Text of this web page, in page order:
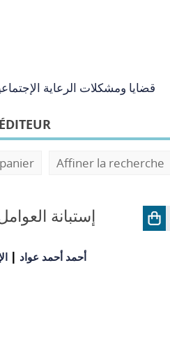
قضايا ومشكلات الرعاية
Affiner la recherche
إستبانة
أحمد أحمد عواد |